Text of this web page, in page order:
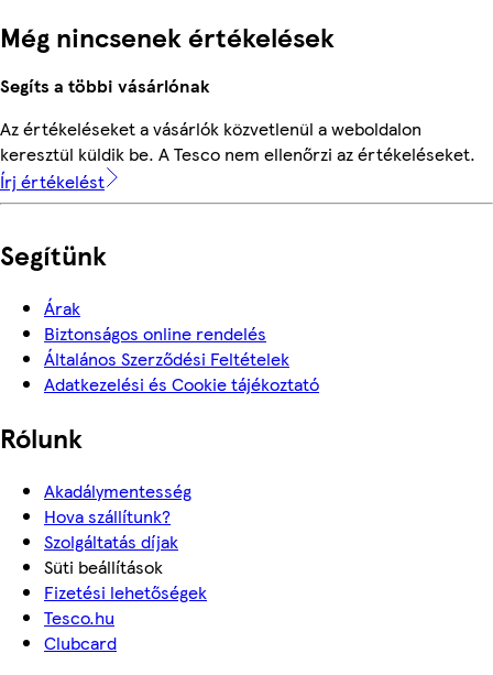
Még nincsenek értékelések
Segíts a többi vásárlónak
Az értékeléseket a vásárlók közvetlenül a weboldalon
keresztül küldik be. A Tesco nem ellenőrzi az értékeléseket.
Írj értékelést
Segítünk
Árak
Biztonságos online rendelés
Általános Szerződési Feltételek
Adatkezelési és Cookie tájékoztató
Rólunk
Akadálymentesség
Hova szállítunk?
Szolgáltatás díjak
Süti beállítások
Fizetési lehetőségek
Tesco.hu
Clubcard